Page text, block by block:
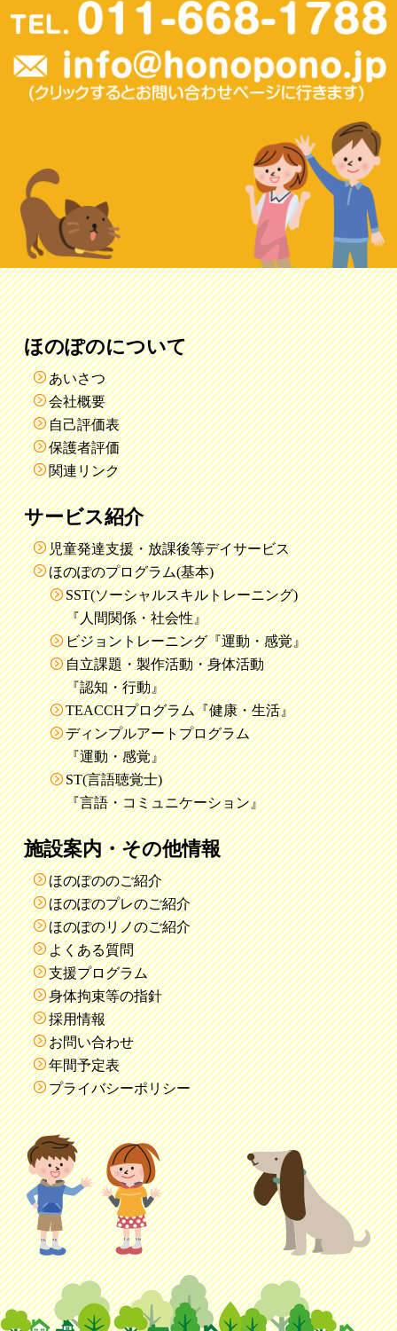
ほのぽのについて
あいさつ
会社概要
自己評価表
保護者評価
関連リンク
サービス紹介
児童発達支援・放課後等デイサービス
ほのぽのプログラム(基本)
SST(ソーシャルスキルトレーニング)
『人間関係・社会性』
ビジョントレーニング『運動・感覚』
自立課題・製作活動・身体活動
『認知・行動』
TEACCHプログラム『健康・生活』
ディンプルアートプログラム
『運動・感覚』
ST(言語聴覚士)
『言語・コミュニケーション』
施設案内・その他情報
ほのぽののご紹介
ほのぽのプレのご紹介
ほのぽのリノのご紹介
よくある質問
支援プログラム
身体拘束等の指針
採用情報
お問い合わせ
年間予定表
プライバシーポリシー